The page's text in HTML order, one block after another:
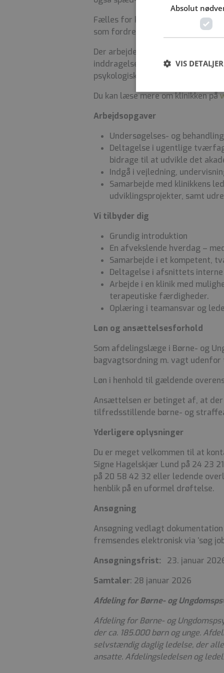
Fælles for klinikkens ledelse er
som fordrer en mentaliserende
Der arbejdes på baggrund af en
inddragelse af den nyeste
psykologiske, som det psykiatriske
Du kan læse mere om klinikken på
Arbejdsopgaver
Undersøgelses- og
Deltagelse i ugentlige
bidrage til at udvikle det
Indgå i vejledning,
Samarbejde med klinikkens
udviklingsprojekter, samt
Vi tilbyder dig
Grundig introduktion
En afvekslende hverdag –
Samarbejde i et kompetent,
Deltagelse i afsnittets
Arbejde i en klinik med
terapeutiske færdigheder.
Oplæring i teamansvar og
Løn og ansættelsesforhold
Som afdelingslæge i Børne- og
bagvagtsordning m. vagt
Løn i henhold til gældende
Ansættelsen er betinget af, at
tilfredsstillende børne- og
Yderligere oplysninger
Du er meget velkommen til at
Signe Hagelskjær Lund på 24 23
på 20 58 42 32 eller ledende
henblik på en uformel drøftelse.
Ansøgning
Ansøgning vedlagt
fremsendes elektronisk via ’søg
Ansøgningsfrist:
23. januar
Samtaler: 28 januar 2026
Afdeling for Børne- og
Afdeling for Børne- og
der ca. 185.000 børn og unge.
selvstændig daglig ledelse, der
ansatte. Afdelingsledelsen og
Absolut
VIS DETALJER